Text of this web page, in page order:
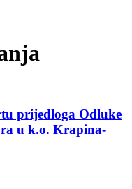
prijedloga Odluke
u k.o. Krapina-